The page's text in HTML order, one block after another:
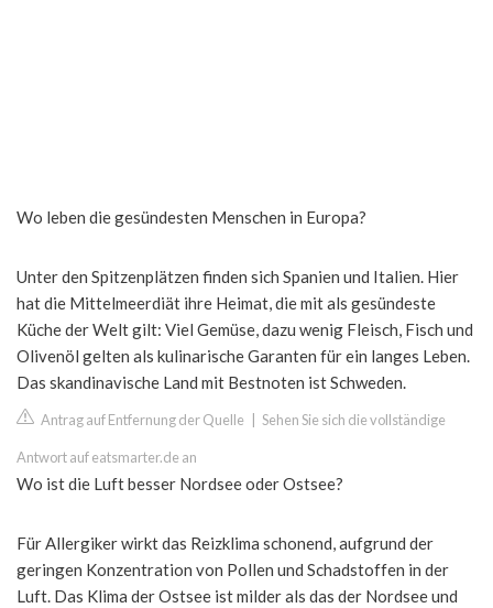
Wo leben die gesündesten Menschen in Europa?
Unter den Spitzenplätzen finden sich Spanien und Italien. Hier
hat die Mittelmeerdiät ihre Heimat, die mit als gesündeste
Küche der Welt gilt: Viel Gemüse, dazu wenig Fleisch, Fisch und
Olivenöl gelten als kulinarische Garanten für ein langes Leben.
Das skandinavische Land mit Bestnoten ist Schweden.
Antrag auf Entfernung der Quelle Sehen Sie sich die vollständige
Antwort auf eatsmarter.de an
Wo ist die Luft besser Nordsee oder Ostsee?
Für Allergiker wirkt das Reizklima schonend, aufgrund der
geringen Konzentration von Pollen und Schadstoffen in der
Luft. Das Klima der Ostsee ist milder als das der Nordsee und